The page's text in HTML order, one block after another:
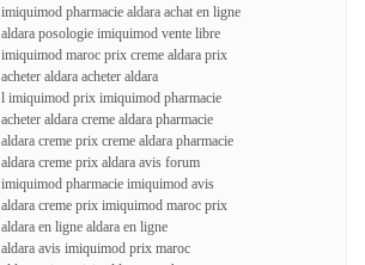
imiquimod pharmacie aldara achat en ligne
aldara posologie imiquimod vente libre
imiquimod maroc prix creme aldara prix
acheter aldara acheter aldara
l imiquimod prix imiquimod pharmacie
acheter aldara creme aldara pharmacie
aldara creme prix creme aldara pharmacie
aldara creme prix aldara avis forum
imiquimod pharmacie imiquimod avis
aldara creme prix imiquimod maroc prix
aldara en ligne aldara en ligne
aldara avis imiquimod prix maroc